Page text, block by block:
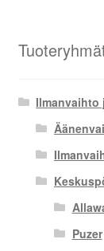
Puzer